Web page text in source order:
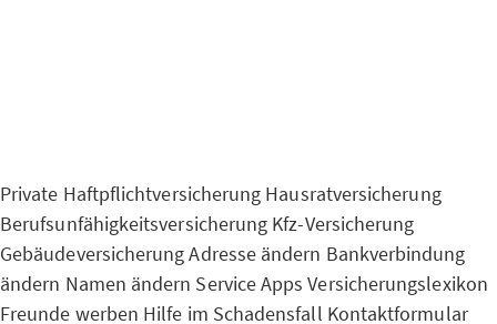
Private Haftpflichtversicherung Hausratversicherung
Berufsunfähigkeitsversicherung Kfz-Versicherung
GebäudeversicherungAdresse ändern Bankverbindung
ändern Namen ändern Service Apps Versicherungslexikon
Freunde werben Hilfe im Schadensfall Kontaktformular